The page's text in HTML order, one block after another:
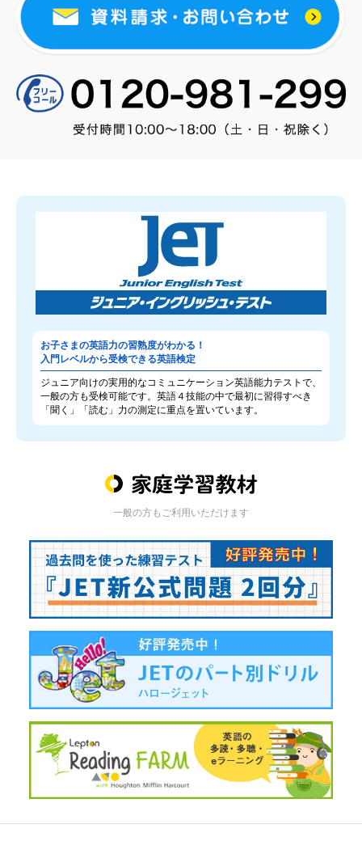
お子さまの英語力の習熟度がわかる！
入門レベルから受検できる英語検定
ジュニア向けの実用的なコミュニケーション英語能力テストで、
一般の方も受検可能です。英語４技能の中で最初に習得すべき
「聞く」「読む」力の測定に重点を置いています。
一般の方もご利用いただけます